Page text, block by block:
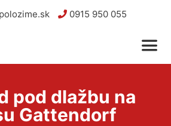
0915 950 055
pod dlažbu na
Gattendorf